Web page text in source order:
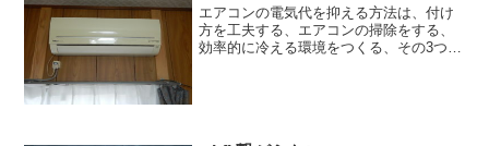
エアコンの電気代を抑える方法は、付け
方を工夫する、エアコンの掃除をする、
効率的に冷える環境をつくる、その3つあ